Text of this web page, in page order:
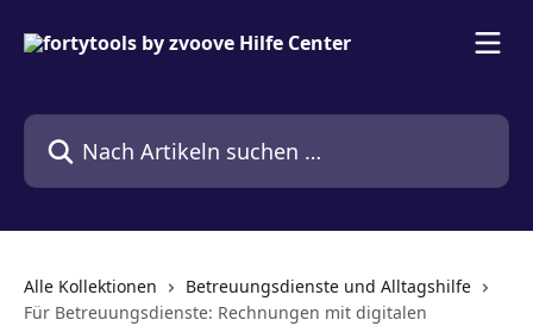
Nach Artikeln suchen …
Alle Kollektionen
Betreuungsdienste und Alltagshilfe
Für Betreuungsdienste: Rechnungen mit digitalen